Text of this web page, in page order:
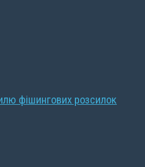
фішингових розсилок